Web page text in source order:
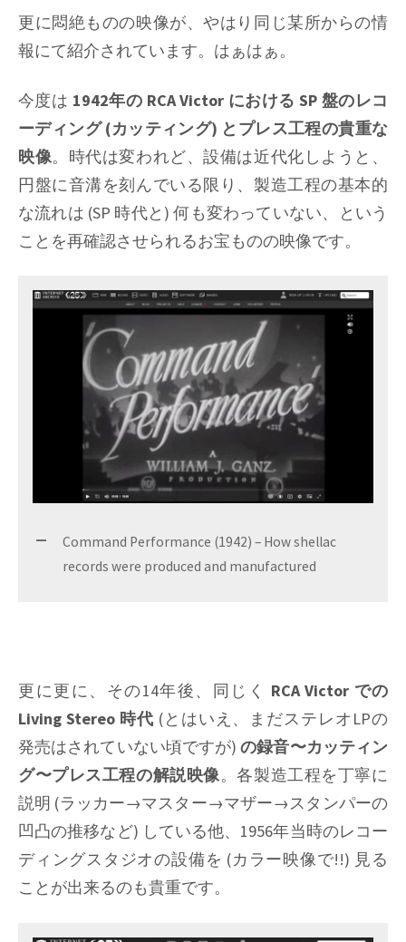
更に悶絶ものの映像が、やはり同じ某所からの情
報にて紹介されています。はぁはぁ。
今度は 1942年の RCA Victor における SP 盤のレコ
ーディング (カッティング) とプレス工程の貴重な
映像。時代は変われど、設備は近代化しようと、
円盤に音溝を刻んでいる限り、製造工程の基本的
な流れは (SP 時代と) 何も変わっていない、という
ことを再確認させられるお宝ものの映像です。
Command Performance (1942) – How shellac
records were produced and manufactured
更に更に、その14年後、同じく RCA Victor での
Living Stereo時代 (とはいえ、まだステレオLPの
発売はされていない頃ですが)の録音〜カッティン
グ〜プレス工程の解説映像。各製造工程を丁寧に
説明 (ラッカー→マスター→マザー→スタンパーの
凹凸の推移など) している他、1956年当時のレコー
ディングスタジオの設備を (カラー映像で!!) 見る
ことが出来るのも貴重です。